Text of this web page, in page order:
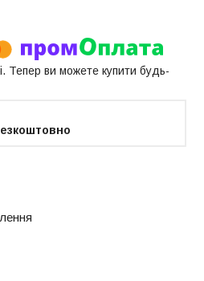
Тепер ви можете купити будь-